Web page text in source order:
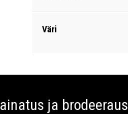
Väri
ja brodeeraus